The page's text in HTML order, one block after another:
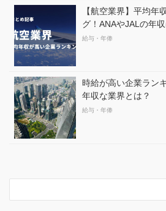
【航空業界】平均年
グ！ANAやJALの年
給与・年俸
時給が高い企業ラン
年収な業界とは？
給与・年俸